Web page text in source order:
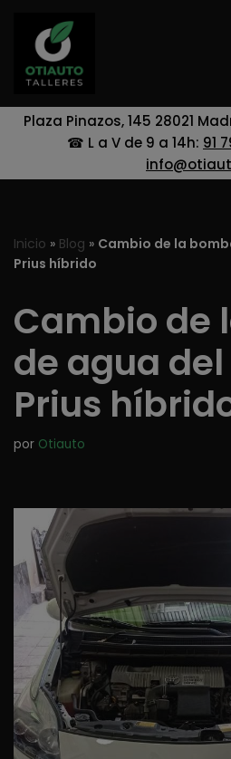
Saltar
contenido
Plaza Pinazos, 145 28021
☎ L a V de 9 a 14h: 91
Inicio » Blog » Cambio de la
Prius híbrido
Cambio de
de agua
Prius
por Otiauto